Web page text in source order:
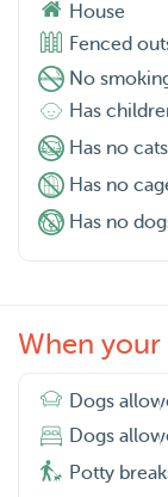
House
Fenced
No
Has
Has no cats
Has no
Has no
When your
Dogs
Dogs
Potty